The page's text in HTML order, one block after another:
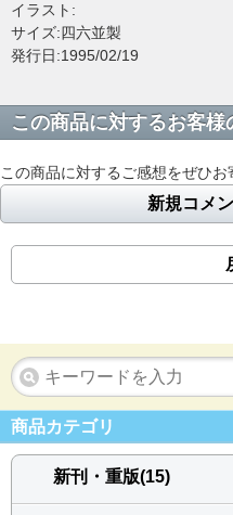
イラスト:
サイズ:四六並製
発行日:1995/02/19
この商品に対するお客様
この商品に対するご感想をぜひお
新規コメ
商品カテゴリ
新刊・重版(15)